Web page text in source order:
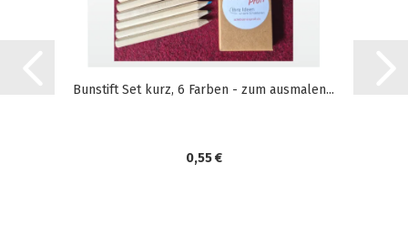
Bunstift Set kurz, 6 Farben - zum ausmalen...
0,55 €